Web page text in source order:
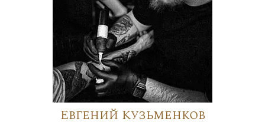
Евгений Кузьменков